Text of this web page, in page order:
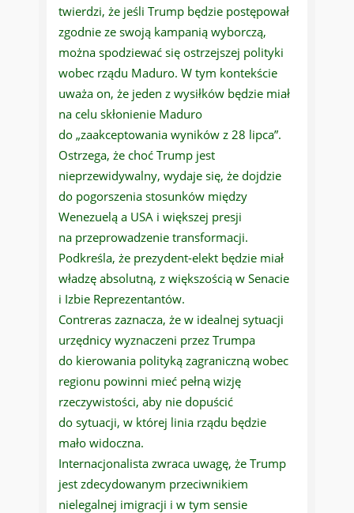
twierdzi, że jeśli Trump będzie postępował
zgodnie ze swoją kampanią wyborczą,
można spodziewać się ostrzejszej polityki
wobec rządu Maduro. W tym kontekście
uważa on, że jeden z wysiłków będzie miał
na celu skłonienie Maduro
do „zaakceptowania wyników z 28 lipca”.
Ostrzega, że choć Trump jest
nieprzewidywalny, wydaje się, że dojdzie
do pogorszenia stosunków między
Wenezuelą a USA i większej presji
na przeprowadzenie transformacji.
Podkreśla, że prezydent-elekt będzie miał
władzę absolutną, z większością w Senacie
i Izbie Reprezentantów.
Contreras zaznacza, że w idealnej sytuacji
urzędnicy wyznaczeni przez Trumpa
do kierowania polityką zagraniczną wobec
regionu powinni mieć pełną wizję
rzeczywistości, aby nie dopuścić
do sytuacji, w której linia rządu będzie
mało widoczna.
Internacjonalista zwraca uwagę, że Trump
jest zdecydowanym przeciwnikiem
nielegalnej imigracji i w tym sensie